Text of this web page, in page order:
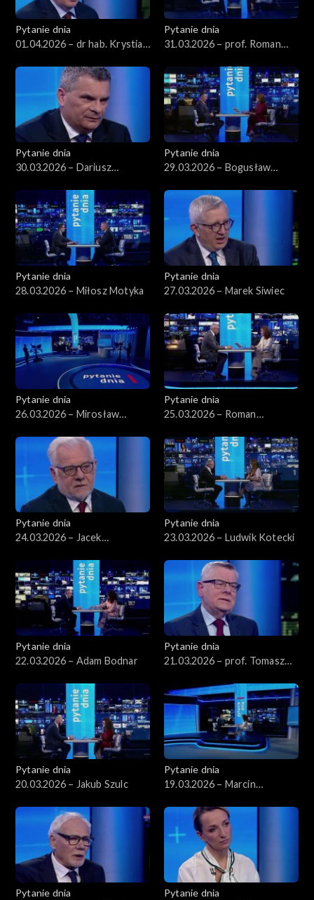
Pytanie dnia
01.04.2026 – dr hab. Krystian
Pytanie dnia
31.03.2026 – prof. Roman
Pytanie dnia
30.03.2026 – Dariusz
Pytanie dnia
29.03.2026 – Bogusław
Pytanie dnia
28.03.2026 – Miłosz Motyka
Pytanie dnia
27.03.2026 – Marek Siwiec
Pytanie dnia
26.03.2026 – Mirosław
Pytanie dnia
25.03.2026 – Roman
Pytanie dnia
24.03.2026 – Jacek
Pytanie dnia
23.03.2026 – Ludwik Kotecki
Pytanie dnia
22.03.2026 – Adam Bodnar
Pytanie dnia
21.03.2026 – prof. Tomasz
Pytanie dnia
20.03.2026 – Jakub Szulc
Pytanie dnia
19.03.2026 – Marcin
Pytanie dnia
Pytanie dnia